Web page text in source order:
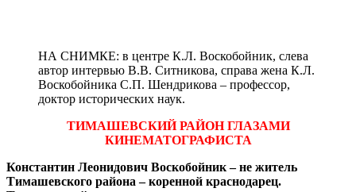
НА СНИМКЕ: в центре К.Л. Воскобойник, слева
автор интервью В.В. Ситникова, справа жена К.Л.
Воскобойника С.П. Шендрикова – профессор,
доктор исторических наук.
ТИМАШЕВСКИЙ РАЙОН ГЛАЗАМИ
КИНЕМАТОГРАФИСТА
Константин Леонидович Воскобойник – не житель
Тимашевского района – коренной краснодарец.